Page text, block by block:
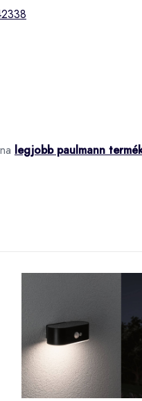
legjobb paulmann